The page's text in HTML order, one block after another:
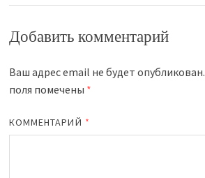
Добавить комментарий
Ваш адрес email не будет опубликован.
поля помечены *
КОММЕНТАРИЙ *